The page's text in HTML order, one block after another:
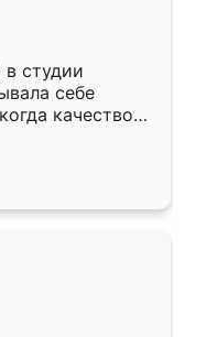
студии
себе
качеством
уже почти